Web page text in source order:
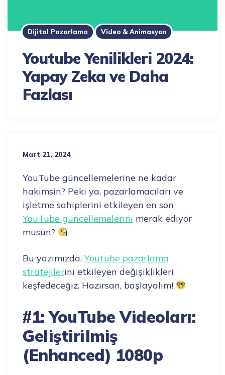
Dijital Pazarlama Video & Animasyon
Youtube Yenilikleri 2024:
Yapay Zeka ve Daha
Fazlası
Mart 21, 2024
YouTube güncellemelerine ne kadar
hakimsin? Peki ya, pazarlamacıları ve
işletme sahiplerini etkileyen en son
YouTube güncellemelerini merak ediyor
musun?
Bu yazımızda, Youtube pazarlama
stratejilerini etkileyen değişiklikleri
keşfedeceğiz. Hazırsan, başlayalım!
#1: YouTube Videoları:
Geliştirilmiş
(Enhanced) 1080p